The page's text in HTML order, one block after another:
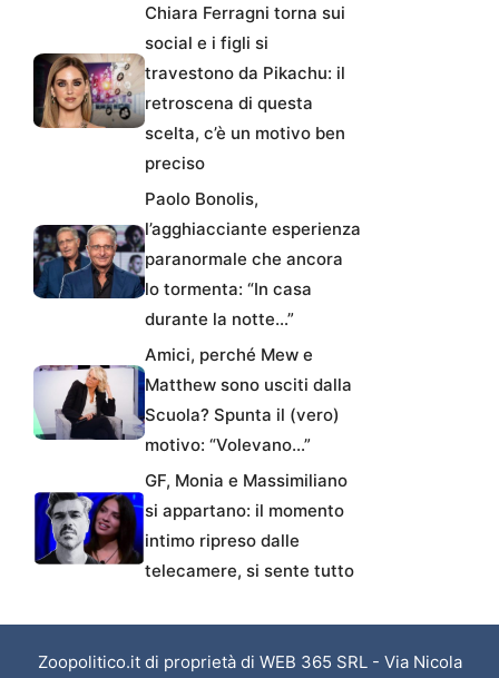
Chiara Ferragni torna sui
social e i figli si
travestono da Pikachu: il
retroscena di questa
scelta, c’è un motivo ben
preciso
Paolo Bonolis,
l’agghiacciante esperienza
paranormale che ancora
lo tormenta: “In casa
durante la notte…”
Amici, perché Mew e
Matthew sono usciti dalla
Scuola? Spunta il (vero)
motivo: “Volevano…”
GF, Monia e Massimiliano
si appartano: il momento
intimo ripreso dalle
telecamere, si sente tutto
Zoopolitico.it di proprietà di WEB 365 SRL - Via Nicola